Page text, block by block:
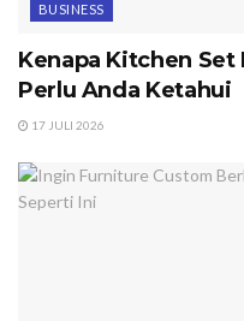
BUSINESS
Kenapa Kitchen Set
Perlu Anda Ketahui
17 JULI 2026